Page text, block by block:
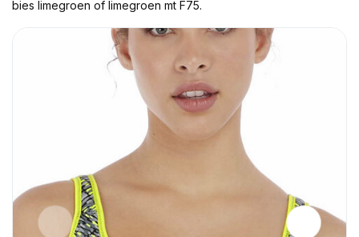
bies limegroen of limegroen mt F75.